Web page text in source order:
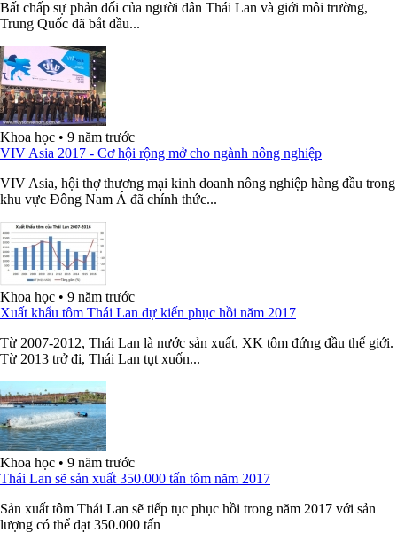
Bất chấp sự phản đối của người dân Thái Lan và giới môi trường,
Trung Quốc đã bắt đầu...
Khoa học • 9 năm trước
VIV Asia 2017 - Cơ hội rộng mở cho ngành nông nghiệp
VIV Asia, hội thợ thương mại kinh doanh nông nghiệp hàng đầu trong
khu vực Đông Nam Á đã chính thức...
Khoa học • 9 năm trước
Xuất khẩu tôm Thái Lan dự kiến phục hồi năm 2017
Từ 2007-2012, Thái Lan là nước sản xuất, XK tôm đứng đầu thế giới.
Từ 2013 trở đi, Thái Lan tụt xuốn...
Khoa học • 9 năm trước
Thái Lan sẽ sản xuất 350.000 tấn tôm năm 2017
Sản xuất tôm Thái Lan sẽ tiếp tục phục hồi trong năm 2017 với sản
lượng có thể đạt 350.000 tấn